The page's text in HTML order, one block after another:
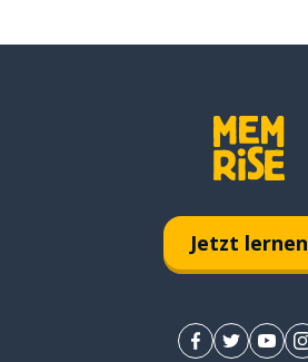
Jetzt lernen